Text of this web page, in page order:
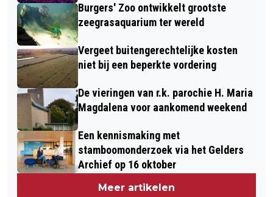
Burgers' Zoo ontwikkelt grootste
zeegrasaquarium ter wereld
Vergeet buitengerechtelijke kosten
niet bij een beperkte vordering
De vieringen van r.k. parochie H. Maria
Magdalena voor aankomend weekend
Een kennismaking met
stamboomonderzoek via het Gelders
Archief op 16 oktober
Meer artikelen